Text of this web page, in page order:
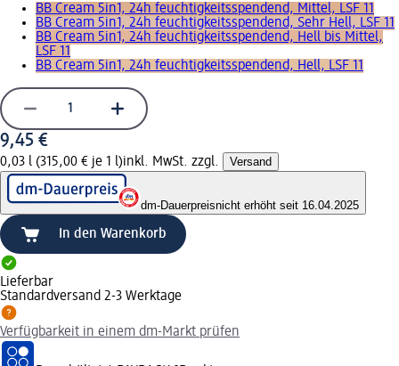
BB Cream 5in1, 24h feuchtigkeitsspendend, Mittel, LSF 11
BB Cream 5in1, 24h feuchtigkeitsspendend, Sehr Hell, LSF 11
BB Cream 5in1, 24h feuchtigkeitsspendend, Hell bis Mittel,
LSF 11
BB Cream 5in1, 24h feuchtigkeitsspendend, Hell, LSF 11
9,45 €
0,03 l (315,00 € je 1 l)inkl. MwSt. zzgl. Versand
dm-Dauerpreisnicht erhöht seit 16.04.2025
In den Warenkorb
Lieferbar
Standardversand 2-3 Werktage
Verfügbarkeit in einem dm-Markt prüfen